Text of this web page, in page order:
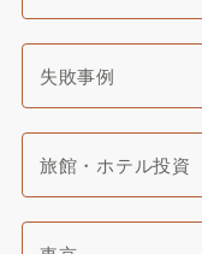
失敗事例
旅館・ホテル投資